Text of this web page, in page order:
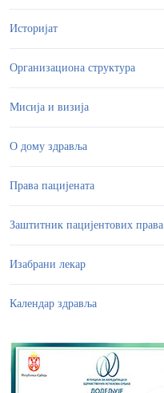
Историјат
Организациона структура
Мисија и визија
О дому здравља
Права пацијената
Заштитник пацијентових права
Изабрани лекар
Календар здравља